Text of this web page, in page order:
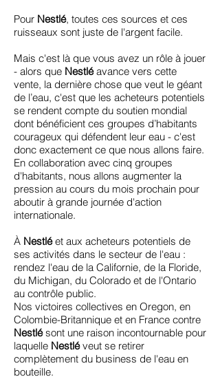
Pour Nestlé, toutes ces sources et ces
ruisseaux sont juste de l'argent facile.
Mais c'est là que vous avez un rôle à jouer
- alors que Nestléavance vers cette
vente, la dernière chose que veut le géant
de l’eau, c'est que les acheteurs potentiels
se rendent compte du soutien mondial
dont bénéficient ces groupes d’habitants
courageux qui défendent leur eau - c'est
donc exactement ce que nous allons faire.
En collaboration avec cinq groupes
d'habitants, nous allons augmenter la
pression au cours du mois prochain pour
aboutir à grande journée d'action
internationale.
À Nestléet aux acheteurs potentiels de
ses activités dans le secteur de l'eau :
rendez l'eau de la Californie, de la Floride,
du Michigan, du Colorado et de l'Ontario
au contrôle public.
Nos victoires collectives en Oregon, en
Colombie-Britannique et en France contre
Nestlésont une raison incontournable pour
laquelle Nestléveut se retirer
complètement du business de l'eau en
bouteille.